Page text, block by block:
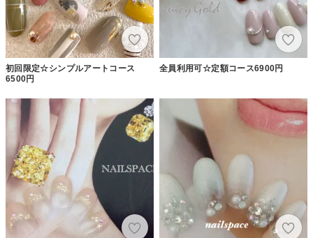
初回限定☆シンプルアートコース
6500円
全員利用可☆定額コース6900円